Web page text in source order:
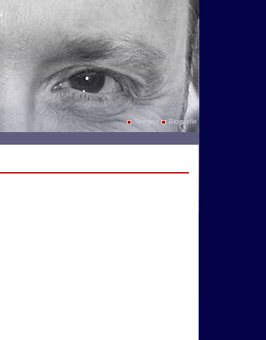
Termine Biografie